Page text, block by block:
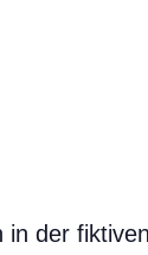
in der